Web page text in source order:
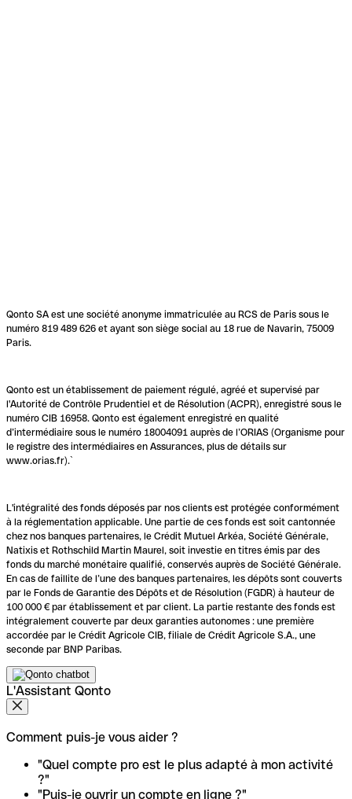
Qonto SA est une société anonyme immatriculée au RCS de Paris sous le
numéro 819 489 626 et ayant son siège social au 18 rue de Navarin, 75009
Paris.
Qonto est un établissement de paiement régulé, agréé et supervisé par
l'Autorité de Contrôle Prudentiel et de Résolution (ACPR), enregistré sous le
numéro CIB 16958. Qonto est également enregistré en qualité
d’intermédiaire sous le numéro 18004091 auprès de l’ORIAS (Organisme pour
le registre des intermédiaires en Assurances, plus de détails sur
www.orias.fr).`
L'intégralité des fonds déposés par nos clients est protégée conformément
à la réglementation applicable. Une partie de ces fonds est soit cantonnée
chez nos banques partenaires, le Crédit Mutuel Arkéa, Société Générale,
Natixis et Rothschild Martin Maurel, soit investie en titres émis par des
fonds du marché monétaire qualifié, conservés auprès de Société Générale.
En cas de faillite de l’une des banques partenaires, les dépôts sont couverts
par le Fonds de Garantie des Dépôts et de Résolution (FGDR) à hauteur de
100 000 € par établissement et par client. La partie restante des fonds est
intégralement couverte par deux garanties autonomes : une première
accordée par le Crédit Agricole CIB, filiale de Crédit Agricole S.A., une
seconde par BNP Paribas.
L'Assistant Qonto
Comment puis-je vous aider ?
"Quel compte pro est le plus adapté à mon activité
?"
"Puis-je ouvrir un compte en ligne ?"